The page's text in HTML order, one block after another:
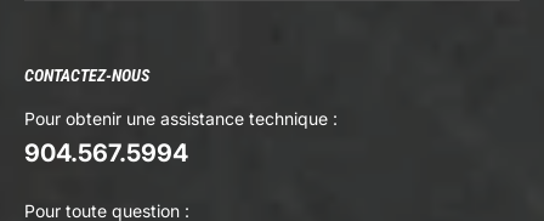
CONTACTEZ-NOUS
Pour obtenir une assistance technique :
904.567.5994
Pour toute question :